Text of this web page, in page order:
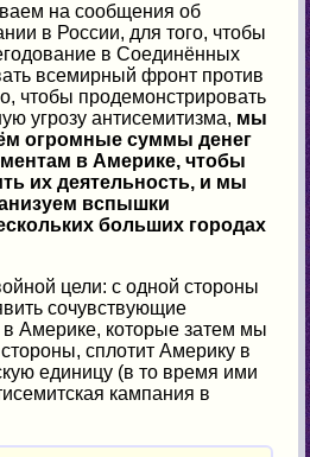
на сообщения об
в России, для того, чтобы
в Соединённых
всемирный фронт против
чтобы продемонстрировать
угрозу антисемитизма, мы
огромные суммы денег
в Америке, чтобы
их деятельность, и мы
вспышки
больших городах
цели: с одной стороны
сочувствующие
Америке, которые затем мы
сплотит Америку в
единицу (в то время ими
кампания в